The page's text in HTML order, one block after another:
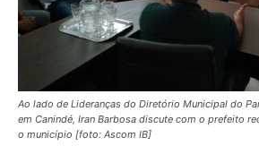
Ao lado de Lideranças do Diretório Municipal do
em Canindé, Iran Barbosa discute com o prefeito
o município [foto: Ascom IB]